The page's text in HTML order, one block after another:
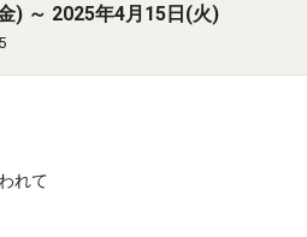
) ～ 2025年4月15日(火)
れて